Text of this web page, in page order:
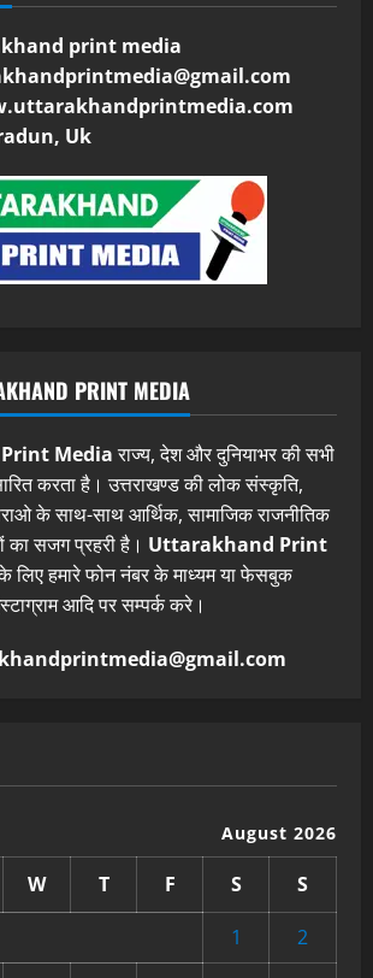
print media
Uk
PRINT MEDIA
Mediaराज्य, देश और दुनियाभर की सभी
करता है। उत्तराखण्ड की लोक संस्कृति,
के साथ-साथ आर्थिक, सामाजिक राजनीतिक
का सजग प्रहरी है। Uttarakhand Print
हमारे फोन नंबर के माध्यम या फेसबुक
आदि पर सम्पर्क करे।
August 2026
W T F S
S
1
2